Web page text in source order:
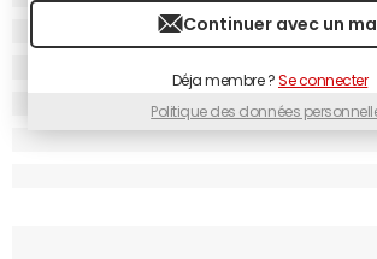
et Nicolas Steegmann. "D'une part, c'est
intéressant. Par ailleurs, ce sont des
de comprendre le Web3 : nous sommes
Sismo(applicatifs d'identité
30 investissements recensés à titre
Continuer avec un
Déja membre ?Se connecter
Politique des données